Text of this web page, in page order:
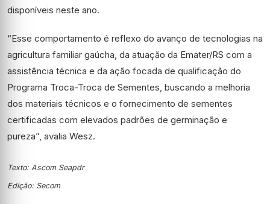
disponíveis neste ano.
“Esse comportamento é reflexo do avanço de tecnologias na
agricultura familiar gaúcha, da atuação da Emater/RS com a
assistência técnica e da ação focada de qualificação do
Programa Troca-Troca de Sementes, buscando a melhoria
dos materiais técnicos e o fornecimento de sementes
certificadas com elevados padrões de germinação e
pureza”, avalia Wesz.
Texto: Ascom Seapdr
Edição: Secom